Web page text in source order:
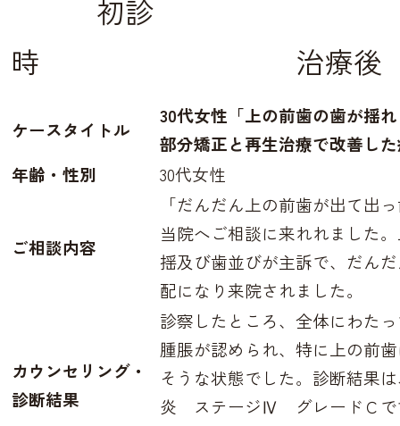
初診
時 治療後
ケースタイトル
30代女性「上の前歯の歯が揺
部分矯正と再生治療で改善し
年齢・性別
30代女性
ご相談内容
「だんだん上の前歯が出て出
当院へご相談に来れれました。
揺及び歯並びが主訴で、だん
配になり来院されました。
カウンセリング・
診断結果
診察したところ、全体にわた
腫脹が認められ、特に上の前
そうな状態でした。 診断結果
炎 ステージⅣ グレードＣで